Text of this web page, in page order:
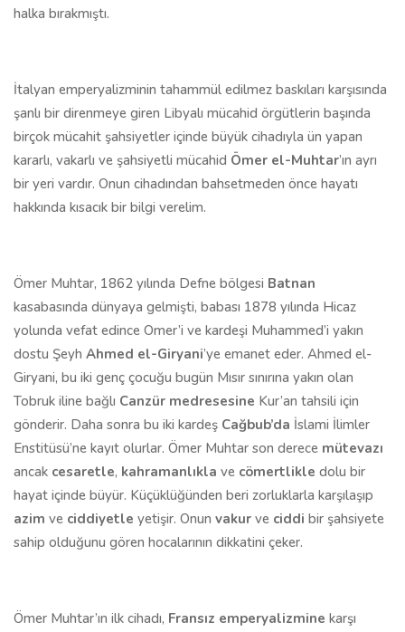
halka bırakmıştı.
İtalyan emperyalizminin tahammül edilmez baskıları karşısında
şanlı bir direnmeye giren Libyalı mücahid örgütlerin başında
birçok mücahit şahsiyetler içinde büyük cihadıyla ün yapan
kararlı, vakarlı ve şahsiyetli mücahid Ömer el-Muhtar’ın ayrı
bir yeri vardır. Onun cihadından bahsetmeden önce hayatı
hakkında kısacık bir bilgi verelim.
Ömer Muhtar, 1862 yılında Defne bölgesi Batnan
kasabasında dünyaya gelmişti, babası 1878 yılında Hicaz
yolunda vefat edince Omer’i ve kardeşi Muhammed’i yakın
dostu Şeyh Ahmed el-Giryani’ye emanet eder. Ahmed el-
Giryani, bu iki genç çocuğu bugün Mısır sınırına yakın olan
Tobruk iline bağlı Canzür medresesine Kur’an tahsili için
gönderir. Daha sonra bu iki kardeş Cağbub’da İslami İlimler
Enstitüsü’ne kayıt olurlar. Ömer Muhtar son derece mütevazı
ancak cesaretle, kahramanlıkla ve cömertlikle dolu bir
hayat içinde büyür. Küçüklüğünden beri zorluklarla karşılaşıp
azim ve ciddiyetle yetişir. Onun vakur ve ciddi bir şahsiyete
sahip olduğunu gören hocalarının dikkatini çeker.
Ömer Muhtar’ın ilk cihadı, Fransız emperyalizmine karşı